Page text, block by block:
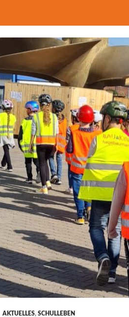
AKTUELLES, SCHULLEBEN